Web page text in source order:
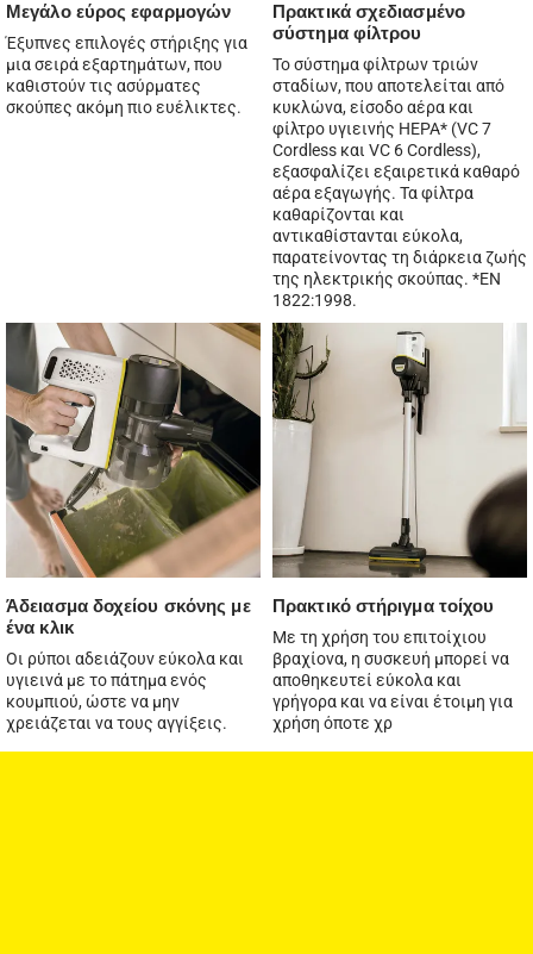
Μεγάλο εύρος εφαρμογών
Έξυπνες επιλογές στήριξης για
μια σειρά εξαρτημάτων, που
καθιστούν τις ασύρματες
σκούπες ακόμη πιο ευέλικτες.
Πρακτικά σχεδιασμένο
σύστημα φίλτρου
Το σύστημα φίλτρων τριών
σταδίων, που αποτελείται από
κυκλώνα, είσοδο αέρα και
φίλτρο υγιεινής HEPA* (VC 7
Cordless και VC 6 Cordless),
εξασφαλίζει εξαιρετικά καθαρό
αέρα εξαγωγής. Τα φίλτρα
καθαρίζονται και
αντικαθίστανται εύκολα,
παρατείνοντας τη διάρκεια ζωής
της ηλεκτρικής σκούπας. *EN
1822:1998.
Άδειασμα δοχείου σκόνης με
ένα κλικ
Οι ρύποι αδειάζουν εύκολα και
υγιεινά με το πάτημα ενός
κουμπιού, ώστε να μην
χρειάζεται να τους αγγίξεις.
Πρακτικό στήριγμα τοίχου
Με τη χρήση του επιτοίχιου
βραχίονα, η συσκευή μπορεί να
αποθηκευτεί εύκολα και
γρήγορα και να είναι έτοιμη για
χρήση όποτε χρ